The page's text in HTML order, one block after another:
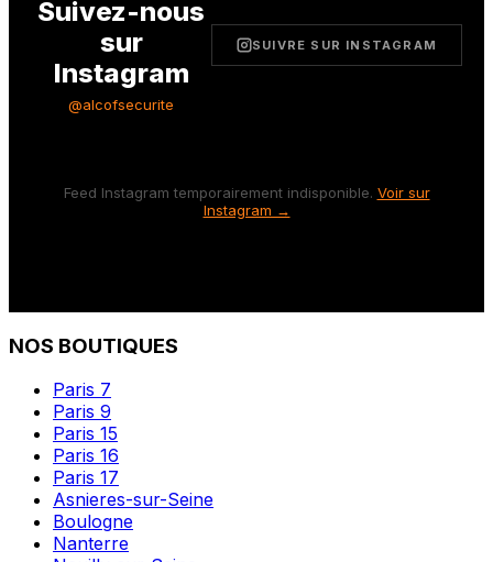
Suivez-nous
sur
Instagram
@alcofsecurite
SUIVRE SUR INSTAGRAM
Feed Instagram temporairement indisponible. Voir sur
Instagram →
NOS BOUTIQUES
Paris 7
Paris 9
Paris 15
Paris 16
Paris 17
Asnieres-sur-Seine
Boulogne
Nanterre